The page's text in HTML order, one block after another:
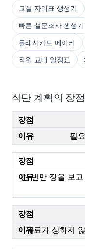
교실 자리표 생성기
빠른 설문조사 생성기
플래시카드 메이커
직원 교대 일정표
식단 계획의 장점
필
한 번만 장을 보
재료가 상하지